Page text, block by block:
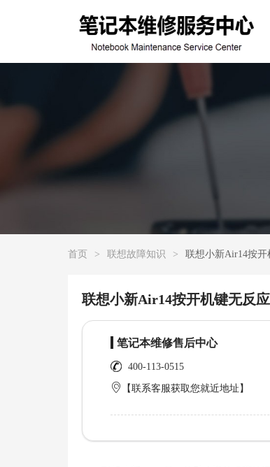
首页 > 联想故障知识 > 联想小新Air14按
联想小新Air14按开机键无反
笔记本维修售后中心
400-113-0515
【联系客服获取您就近地址】